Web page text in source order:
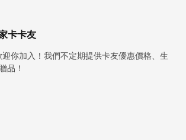
卡卡友
你加入！我們不定期提供卡友優惠價格、生
品！